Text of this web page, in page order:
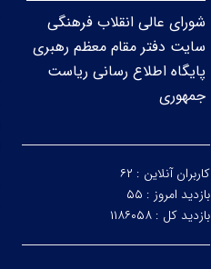
شورای عالی انقلاب فرهنگی
سایت دفتر مقام معظم رهبری
پایگاه اطلاع رسانی ریاست
جمهوری
کاربران آنلاین : ۶۲
بازدید امروز : ۵۵
بازدید کل : ۱۱۸۶۰۵۸